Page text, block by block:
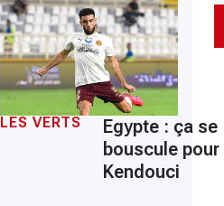
LES VERTS
Egypte : ça se
bouscule pour
Kendouci